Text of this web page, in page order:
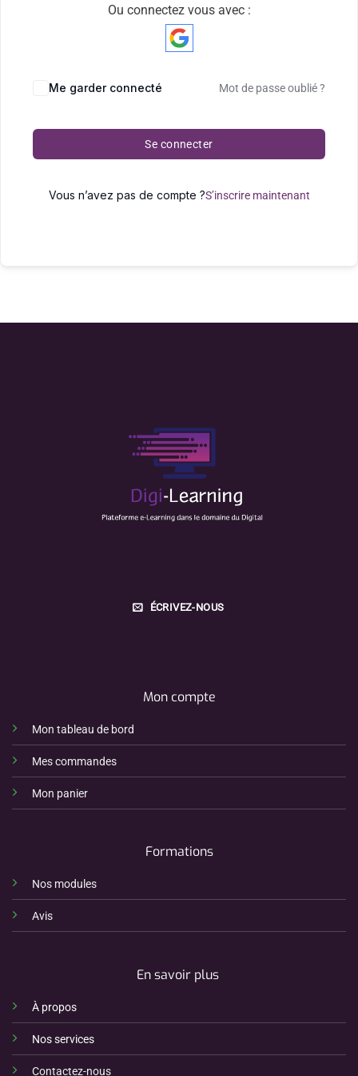
Ou connectez vous avec :
Me garder connecté Mot de passe oublié ?
Se connecter
Vous n’avez pas de compte ?S’inscrire maintenant
ÉCRIVEZ-NOUS
Mon compte
Mon tableau de bord
Mes commandes
Mon panier
Formations
Nos modules
Avis
En savoir plus
À propos
Nos services
Contactez-nous